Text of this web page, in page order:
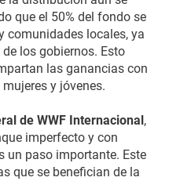
que el 50% del fondo se
comunidades locales, ya
los gobiernos. Esto
las ganancias con
y jóvenes.
de WWF Internacional,
imperfecto y con
un paso importante. Este
que se benefician de la